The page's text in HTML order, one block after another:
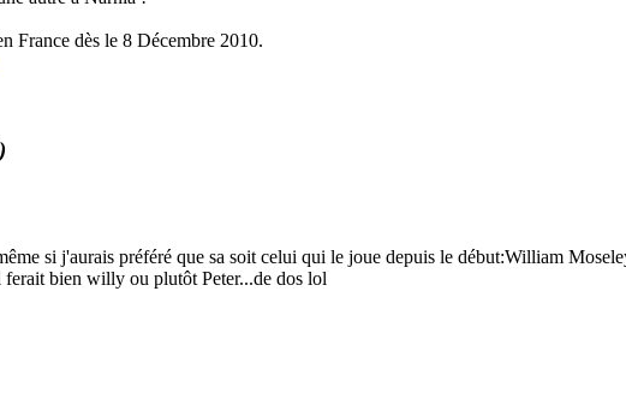
France dès le 8 Décembre 2010.
si j'aurais préféré que sa soit celui qui le joue depuis le début:William
bien willy ou plutôt Peter...de dos lol